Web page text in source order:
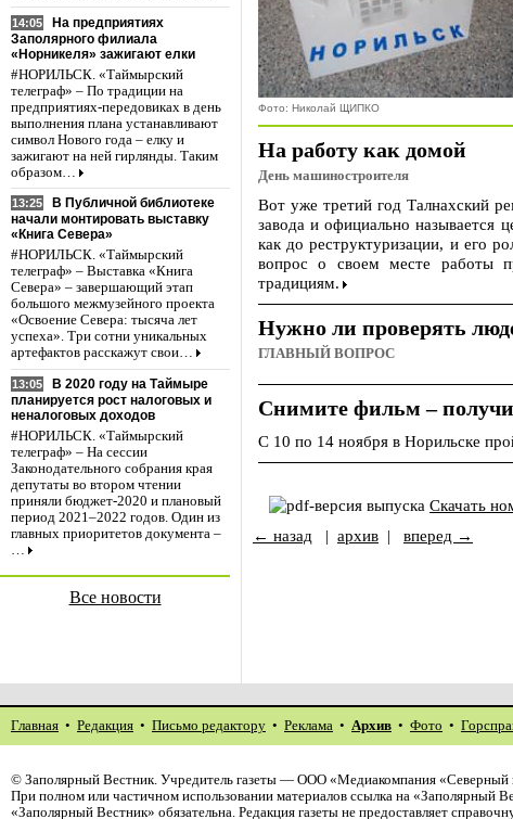
14:05
На предприятиях
Заполярного филиала
«Норникеля» зажигают елки
#НОРИЛЬСК. «Таймырский
телеграф» – По традиции на
предприятиях-передовиках в день
выполнения плана устанавливают
символ Нового года – елку и
зажигают на ней гирлянды. Таким
образом…
13:25
В Публичной библиотеке
начали монтировать выставку
«Книга Севера»
#НОРИЛЬСК. «Таймырский
телеграф» – Выставка «Книга
Севера» – завершающий этап
большого межмузейного проекта
«Освоение Севера: тысяча лет
успеха». Три сотни уникальных
артефактов расскажут свои…
13:05
В 2020 году на Таймыре
планируется рост налоговых и
неналоговых доходов
#НОРИЛЬСК. «Таймырский
телеграф» – На сессии
Законодательного собрания края
депутаты во втором чтении
приняли бюджет-2020 и плановый
период 2021–2022 годов. Один из
главных приоритетов документа –
…
Все новости
Фото: Николай ЩИПКО
На работу как домой
День машиностроителя
Вот уже третий год Талнахский
завода и официально называется
как до реструктуризации, и его
вопрос о своем месте работы
традициям.
Нужно ли проверять
ГЛАВНЫЙ ВОПРОС
Снимите фильм –
С 10 по 14 ноября в Норильске
Скачать
← назад | архив | вперед →
Главная • Редакция • Письмо редактору • Реклама • Архив • Фото •
© Заполярный Вестник. Учредитель газеты — ООО «Медиакомпания
При полном или частичном использовании материалов ссылка на «Заполярный
«Заполярный Вестник» обязательна. Редакция газеты не предоставляет